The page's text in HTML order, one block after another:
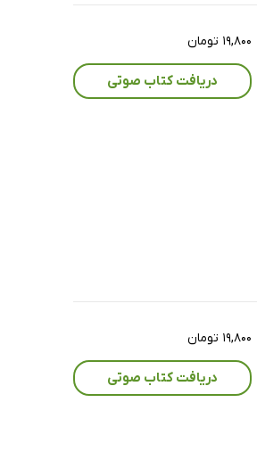
۱۹,۸۰۰ تومان
دریافت کتاب صوتی
۱۹,۸۰۰ تومان
دریافت کتاب صوتی